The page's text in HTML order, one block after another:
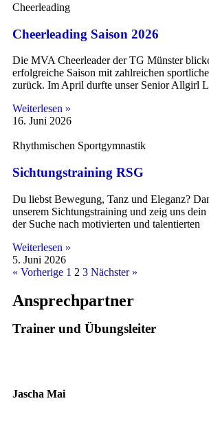
Cheerleading
Cheerleading Saison 2026
Die MVA Cheerleader der TG Münster
erfolgreiche Saison mit zahlreichen
zurück. Im April durfte unser Senior Allgirl
Weiterlesen »
16. Juni 2026
Rhythmischen Sportgymnastik
Sichtungstraining RSG
Du liebst Bewegung, Tanz und Eleganz?
unserem Sichtungstraining und zeig uns
der Suche nach motivierten und talentierten
Weiterlesen »
5. Juni 2026
« Vorherige 1 2 3 Nächster »
Ansprechpartner
Trainer und Übungsleiter
Jascha Mai